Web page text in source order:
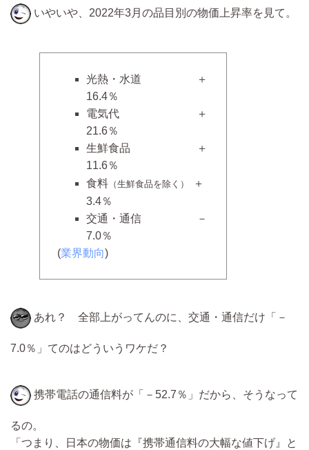
いやいや、2022年3月の品目別の物価上昇率を見て。
光熱・水道 ＋
16.4％
電気代 ＋
21.6％
生鮮食品 ＋
11.6％
食料（生鮮食品を除く）
＋
3.4％
交通・通信 －
7.0％
(業界動向)
あれ？ 全部上がってんのに、交通・通信だけ「－
7.0％」てのはどういうワケだ？
携帯電話の通信料が「－52.7％」だから、そうなって
るの。
「つまり、日本の物価は『携帯通信料の大幅な値下げ』と